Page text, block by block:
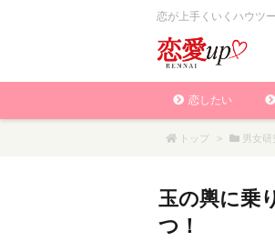
恋が上手くいくハウツ
恋したい
トップ > 男女研
玉の輿に乗
つ！